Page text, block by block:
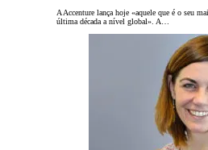
A Accenture lança hoje «aquele que é o seu
última década a nível global». A…